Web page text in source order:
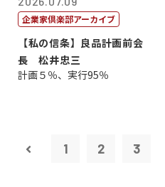
企業家倶楽部アーカイブ
【私の信条】良品計画前会
長 松井忠三
計画５％、実行95％
1 2 3